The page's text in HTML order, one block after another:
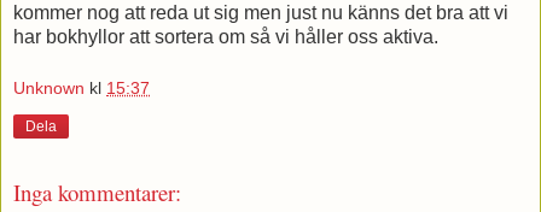
kommer nog att reda ut sig men just nu känns det bra att vi
har bokhyllor att sortera om så vi håller oss aktiva.
Unknown kl 15:37
Dela
Inga kommentarer: